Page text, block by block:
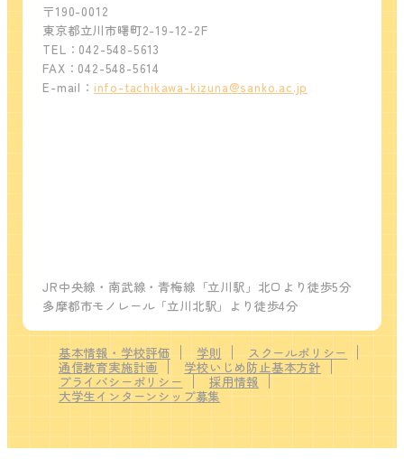
〒190-0012
東京都立川市曙町2-19-12-2F
TEL：042-548-5613
FAX：042-548-5614
E-mail： info-tachikawa-kizuna@sanko.ac.jp
JR中央線・南武線・青梅線「立川駅」北口より徒歩5分
多摩都市モノレール「立川北駅」より徒歩4分
基本情報・学校評価 学則
スクールポリシー
通信教育実施計画
学校いじめ防止基本方針
プライバシーポリシー
採用情報
大学生インターンシップ募集